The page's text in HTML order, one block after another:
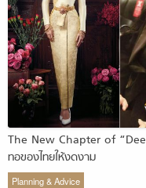
The New Chapter of
ทอของไทยให้งดงาม
Planning & Advice